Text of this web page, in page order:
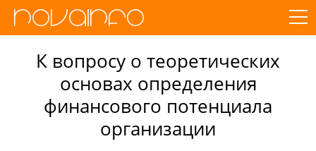
К вопросу о теоретических
основах определения
финансового потенциала
организации